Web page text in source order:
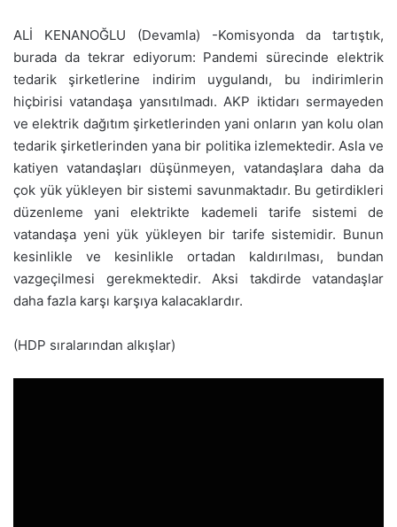
ALİ KENANOĞLU (Devamla) -Komisyonda da tartıştık,
burada da tekrar ediyorum: Pandemi sürecinde elektrik
tedarik şirketlerine indirim uygulandı, bu indirimlerin
hiçbirisi vatandaşa yansıtılmadı. AKP iktidarı sermayeden
ve elektrik dağıtım şirketlerinden yani onların yan kolu olan
tedarik şirketlerinden yana bir politika izlemektedir. Asla ve
katiyen vatandaşları düşünmeyen, vatandaşlara daha da
çok yük yükleyen bir sistemi savunmaktadır. Bu getirdikleri
düzenleme yani elektrikte kademeli tarife sistemi de
vatandaşa yeni yük yükleyen bir tarife sistemidir. Bunun
kesinlikle ve kesinlikle ortadan kaldırılması, bundan
vazgeçilmesi gerekmektedir. Aksi takdirde vatandaşlar
daha fazla karşı karşıya kalacaklardır.
(HDP sıralarından alkışlar)